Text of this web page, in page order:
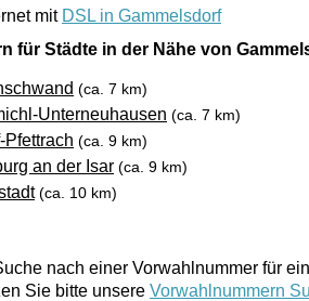
mit DSL in Gammelsdorf
für Städte in der Nähe von
(ca. 7 km)
Unterneuhausen (ca. 7 km)
Pfettrach (ca. 9 km)
an der Isar (ca. 9 km)
(ca. 10 km)
nach einer Vorwahlnummer für
Sie bitte unsere Vorwahlnummern